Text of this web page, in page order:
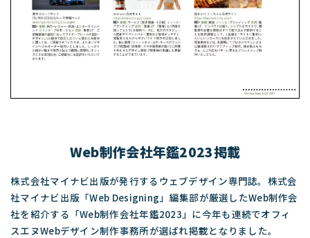
Web制作会社年鑑2023掲載
株式会社マイナビ出版が発行するウェブデザイン専門誌。株式会
社マイナビ出版「Web Designing」編集部が厳選したWeb制作会
社を紹介する「Web制作会社年鑑2023」に今年も連続でオフィ
スエヌWebデザイン制作事務所が選ばれ掲載となりました。